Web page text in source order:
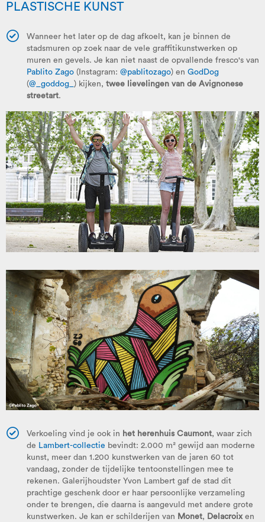
PLASTISCHE KUNST
Wanneer het later op de dag afkoelt, kan je binnen de
stadsmuren op zoek naar de vele graffitikunstwerken op
muren en gevels. Je kan niet naast de opvallende fresco's van
Pablito Zago (Instagram: @pablitozago) en GodDog
(@_goddog_ ) kijken, twee lievelingen van de Avignonese
streetart.
Verkoeling vind je ook in het herenhuis Caumont, waar zich
de Lambert-collectie bevindt: 2.000 m² gewijd aan moderne
kunst, meer dan 1.200 kunstwerken van de jaren 60 tot
vandaag, zonder de tijdelijke tentoonstellingen mee te
rekenen. Galerijhoudster Yvon Lambert gaf de stad dit
prachtige geschenk door er haar persoonlijke verzameling
onder te brengen, die daarna is aangevuld met andere grote
kunstwerken. Je kan er schilderijen van Monet, Delacroixen